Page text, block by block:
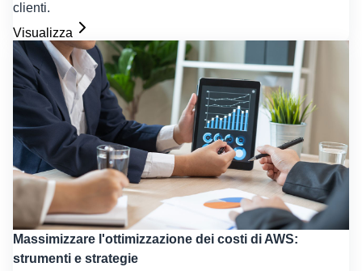
clienti.
Visualizza
Massimizzare l'ottimizzazione dei costi di AWS:
strumenti e strategie